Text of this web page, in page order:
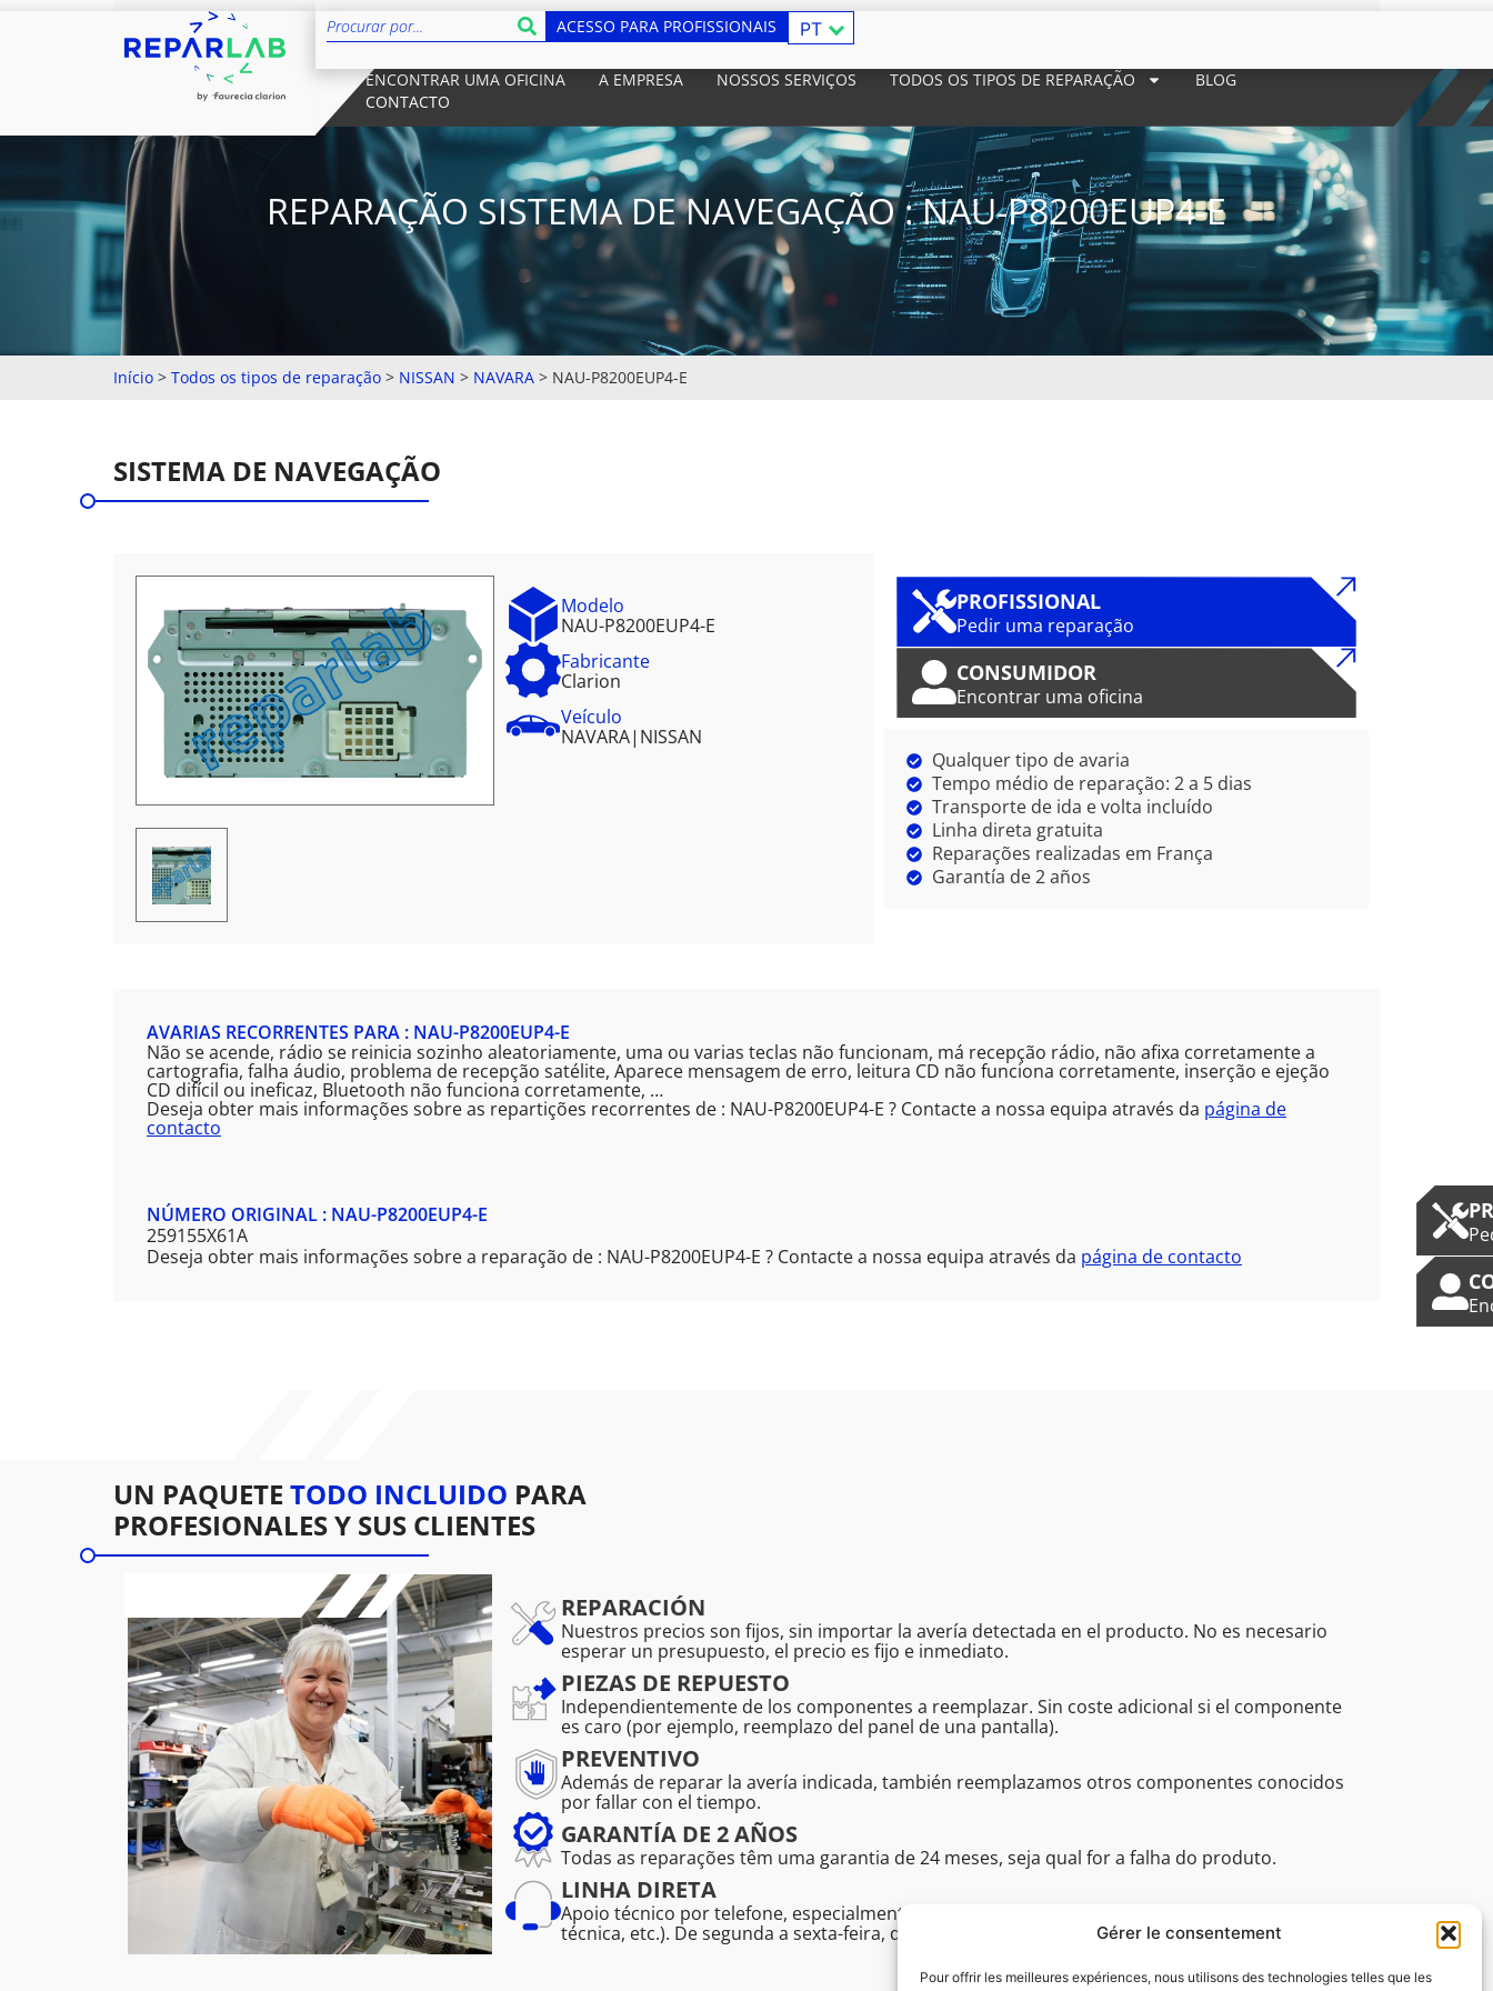
Gérer le consentement
Pour offrir les meilleures expériences, nous utilisons des technologies telles que les
ACESSO PARA PROFISSIONAIS PT
ENCONTRAR UMA OFICINA A EMPRESA NOSSOS SERVIÇOS TODOS OS TIPOS DE REPARAÇÃO
BLOG
CONTACTO
REPARAÇÃO SISTEMA DE NAVEGAÇÃO : NAU-P8200EUP4-E
Início > Todos os tipos de reparação > NISSAN > NAVARA > NAU-P8200EUP4-E
SISTEMA DE NAVEGAÇÃO
Modelo
NAU-P8200EUP4-E
Fabricante
Clarion
Veículo
NAVARA| NISSAN
PROFISSIONAL
Pedir uma reparação
CONSUMIDOR
Encontrar uma oficina
Qualquer tipo de avaria
Tempo médio de reparação: 2 a 5 dias
Transporte de ida e volta incluído
Linha direta gratuita
Reparações realizadas em França
Garantía de 2 años
AVARIAS RECORRENTES PARA : NAU-P8200EUP4-E
Não se acende, rádio se reinicia sozinho aleatoriamente, uma ou varias teclas não funcionam, má recepção rádio, não afixa corretamente a
cartografia, falha áudio, problema de recepção satélite, Aparece mensagem de erro, leitura CD não funciona corretamente, inserção e ejeção
CD difícil ou ineficaz, Bluetooth não funciona corretamente, …
Deseja obter mais informações sobre as repartições recorrentes de : NAU-P8200EUP4-E ? Contacte a nossa equipa através da página de
contacto
NÚMERO ORIGINAL : NAU-P8200EUP4-E
259155X61A
Deseja obter mais informações sobre a reparação de : NAU-P8200EUP4-E ? Contacte a nossa equipa através da página de contacto
UN PAQUETE TODO INCLUIDO PARA
PROFESIONALES Y SUS CLIENTES
REPARACIÓN
Nuestros precios son fijos, sin importar la avería detectada en el producto. No es necesario
esperar un presupuesto, el precio es fijo e inmediato.
PIEZAS DE REPUESTO
Independientemente de los componentes a reemplazar. Sin coste adicional si el componente
es caro (por ejemplo, reemplazo del panel de una pantalla).
PREVENTIVO
Además de reparar la avería indicada, también reemplazamos otros componentes conocidos
por fallar con el tiempo.
GARANTÍA DE 2 AÑOS
Todas as reparações têm uma garantia de 24 meses, seja qual for a falha do produto.
LINHA DIRETA
Apoio técnico por telefone, especialmente para profissionais (tempo de resposta, assistência
técnica, etc.). De segunda a sexta-feira, das 08:30 às 16:45.